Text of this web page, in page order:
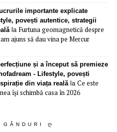
importante explicate
povești autentice, strategii
la Furtuna geomagnetică despre
ajuns să dau vina pe Mercur
și a început să premieze
- Lifestyle, povești
din viața realăla Ce este
își schimbă casa în 2026
GÂNDURI Ღ